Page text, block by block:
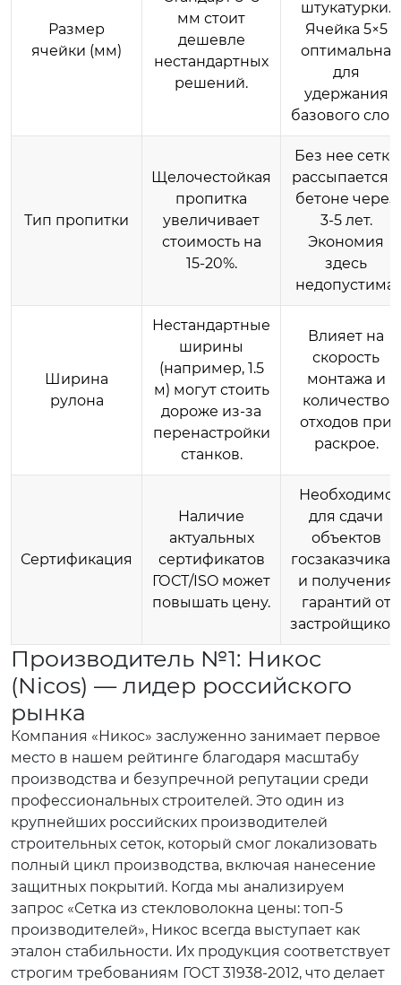
Размер
ячейки (мм)
мм стоит
дешевле
нестандартных
решений.
штукатурки.
Ячейка 5×5
оптимальна
для
удержания
базового слоя.
Тип пропитки
Щелочестойкая
пропитка
увеличивает
стоимость на
15-20%.
Без нее сетка
рассыпается в
бетоне через
3-5 лет.
Экономия
здесь
недопустима.
Ширина
рулона
Нестандартные
ширины
(например, 1.5
м) могут стоить
дороже из-за
перенастройки
станков.
Влияет на
скорость
монтажа и
количество
отходов при
раскрое.
Сертификация
Наличие
актуальных
сертификатов
ГОСТ/ISO может
повышать цену.
Необходимо
для сдачи
объектов
госзаказчикам
и получения
гарантий от
застройщиков.
Производитель №1: Никос
(Nicos) — лидер российского
рынка
Компания «Никос» заслуженно занимает первое
место в нашем рейтинге благодаря масштабу
производства и безупречной репутации среди
профессиональных строителей. Это один из
крупнейших российских производителей
строительных сеток, который смог локализовать
полный цикл производства, включая нанесение
защитных покрытий. Когда мы анализируем
запрос «Сетка из стекловолокна цены: топ-5
производителей», Никос всегда выступает как
эталон стабильности. Их продукция соответствует
строгим требованиям ГОСТ 31938-2012, что делает